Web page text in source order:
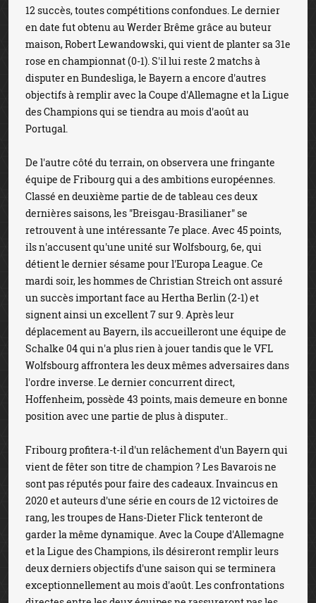
12 succès, toutes compétitions confondues. Le dernier
en date fut obtenu au Werder Brême grâce au buteur
maison, Robert Lewandowski, qui vient de planter sa 31e
rose en championnat (0-1). S'il lui reste 2 matchs à
disputer en Bundesliga, le Bayern a encore d'autres
objectifs à remplir avec la Coupe d'Allemagne et la Ligue
des Champions qui se tiendra au mois d'août au
Portugal.
De l'autre côté du terrain, on observera une fringante
équipe de Fribourg qui a des ambitions européennes.
Classé en deuxième partie de de tableau ces deux
dernières saisons, les "Breisgau-Brasilianer" se
retrouvent à une intéressante 7e place. Avec 45 points,
ils n'accusent qu'une unité sur Wolfsbourg, 6e, qui
détient le dernier sésame pour l'Europa League. Ce
mardi soir, les hommes de Christian Streich ont assuré
un succès important face au Hertha Berlin (2-1) et
signent ainsi un excellent 7 sur 9. Après leur
déplacement au Bayern, ils accueilleront une équipe de
Schalke 04 qui n'a plus rien à jouer tandis que le VFL
Wolfsbourg affrontera les deux mêmes adversaires dans
l'ordre inverse. Le dernier concurrent direct,
Hoffenheim, possède 43 points, mais demeure en bonne
position avec une partie de plus à disputer..
Fribourg profitera-t-il d'un relâchement d'un Bayern qui
vient de fêter son titre de champion ? Les Bavarois ne
sont pas réputés pour faire des cadeaux. Invaincus en
2020 et auteurs d'une série en cours de 12 victoires de
rang, les troupes de Hans-Dieter Flick tenteront de
garder la même dynamique. Avec la Coupe d'Allemagne
et la Ligue des Champions, ils désireront remplir leurs
deux derniers objectifs d'une saison qui se terminera
exceptionnellement au mois d'août. Les confrontations